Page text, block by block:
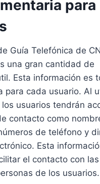
para
Guía Telefónica de
una gran cantidad de
Esta información es
para cada usuario. Al
usuarios tendrán
contacto como
de teléfono y
Esta
el contacto con las
de los usuarios.